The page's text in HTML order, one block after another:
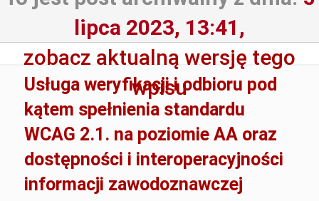
lipca 2023, 13:41,
zobacz aktualną wersję tego
wpisu
Usługa weryfikacji i odbioru pod
kątem spełnienia standardu
WCAG 2.1. na poziomie AA oraz
dostępności i interoperacyjności
informacji zawodoznawczej